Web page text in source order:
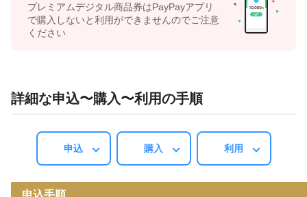
プレミアムデジタル商品券はPayPayアプリ
で購入しないと利用ができませんのでご注意
ください
詳細な申込〜購入〜利用の手順
申込 購入 利用
申込手順